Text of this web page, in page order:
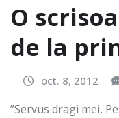
O
de la
oct. 8, 2012
”Servus dragi mei,